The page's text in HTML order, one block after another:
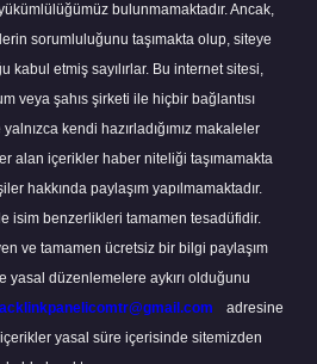
bulunmamaktadır. Ancak,
sorumluluğunu taşımakta olup, siteye
kabul etmiş sayılırlar. Bu internet sitesi,
veya şahıs şirketi ile hiçbir bağlantısı
kendi hazırladığımız makaleler
alan içerikler haber niteliği taşımamakta
hakkında paylaşım yapılmamaktadır.
isim benzerlikleri tamamen tesadüfidir.
ve tamamen ücretsiz bir bilgi paylaşım
yasal düzenlemelere aykırı olduğunu
adresine
yasal süre içerisinde sitemizden